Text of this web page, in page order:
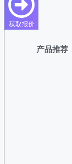
获取报价
产品推荐